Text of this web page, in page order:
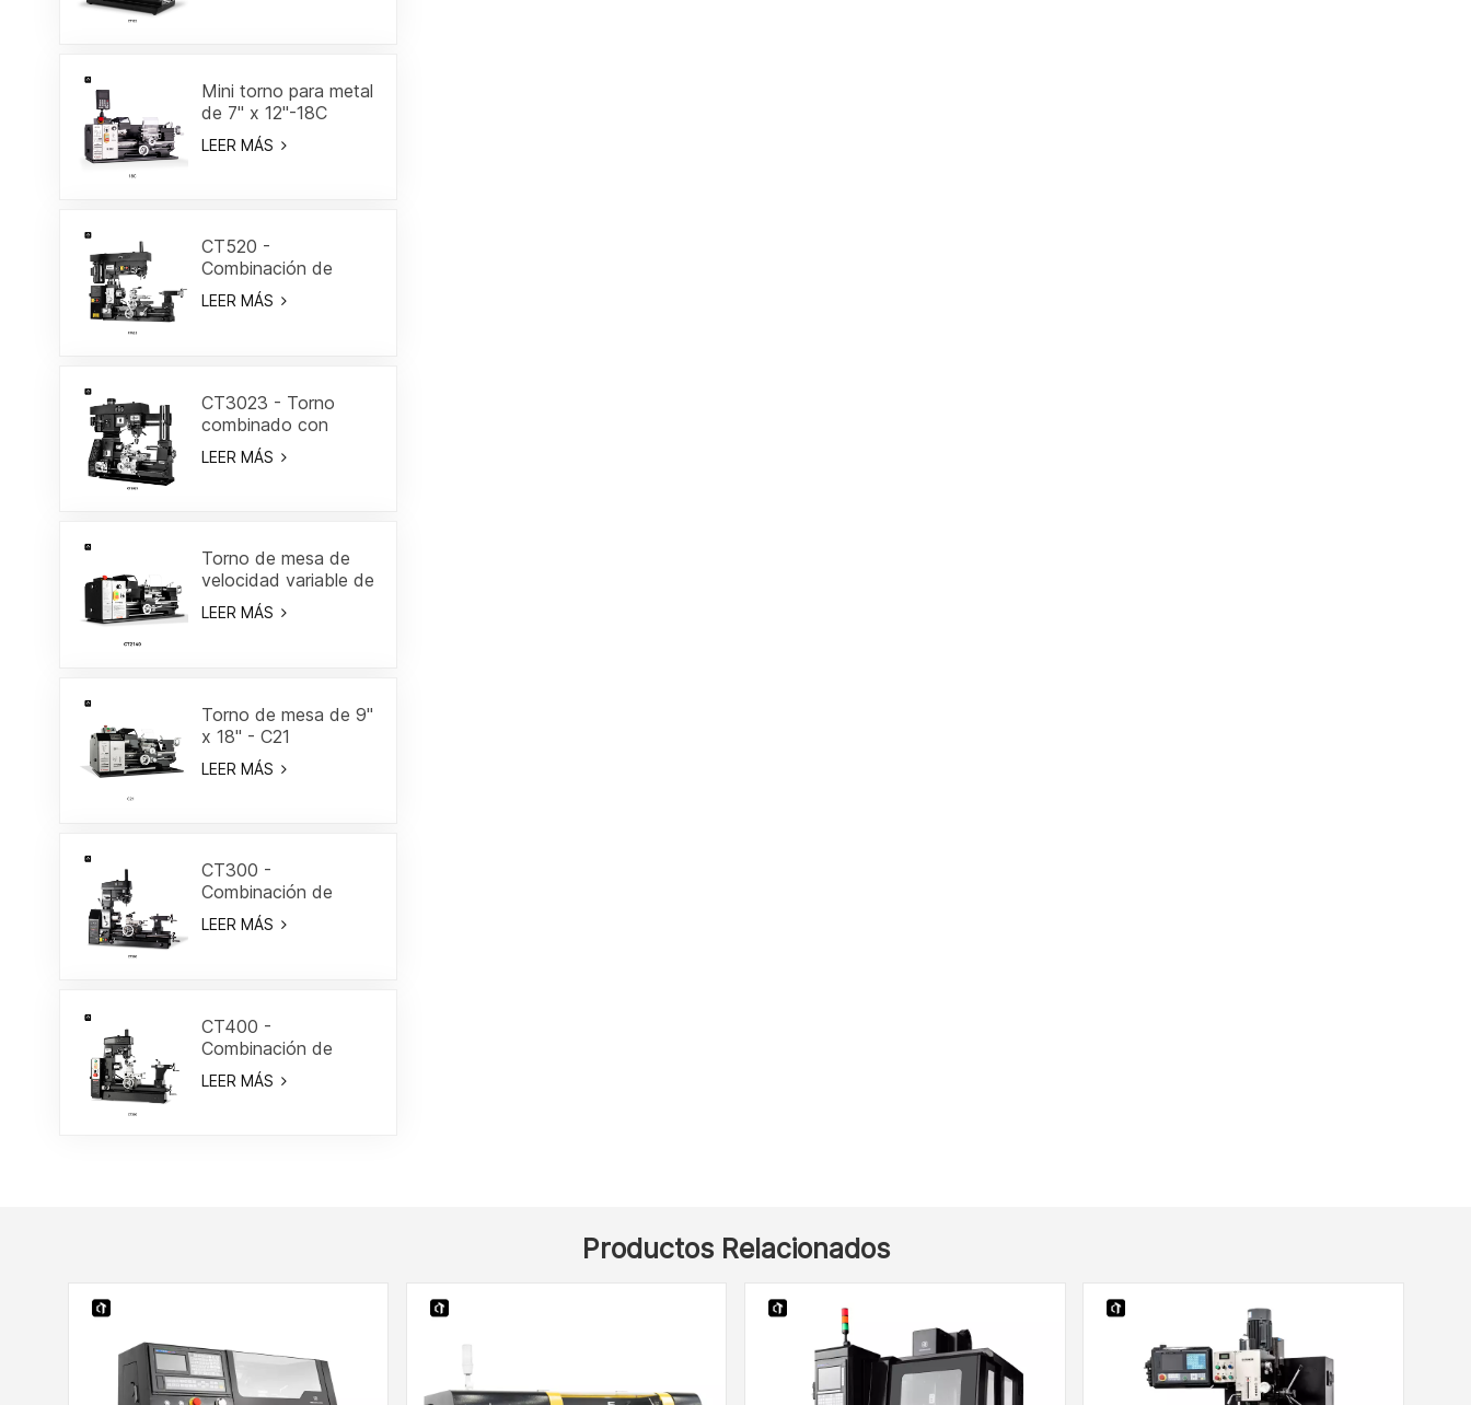
Mini torno para metal
de 7" x 12"-18C
LEER MÁS
CT520 -
Combinación de
torno/fresa de 19-
3/5"
LEER MÁS
CT3023 - Torno
combinado con
marco Gantry 18"
LEER MÁS
Torno de mesa de
velocidad variable de
8" x 16"-CT2140
LEER MÁS
Torno de mesa de 9"
x 18" - C21
LEER MÁS
CT300 -
Combinación de
torno/fresa de 19-
3/5"
LEER MÁS
CT400 -
Combinación de
torno/fresa de 15-
3/4"
LEER MÁS
Productos Relacionados